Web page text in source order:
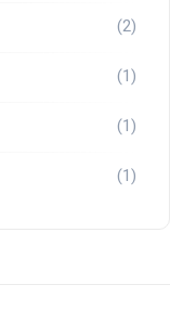
(2)
(1)
(1)
(1)